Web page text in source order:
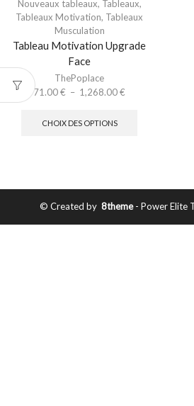
Nouveaux tableaux, Tableaux,
Tableaux Motivation, Tableaux
Musculation
Tableau Motivation Upgrade
Face
ThePoplace
71.00€ – 1,268.00€
CHOIX DES OPTIONS
© Created by 8theme- Power Elite